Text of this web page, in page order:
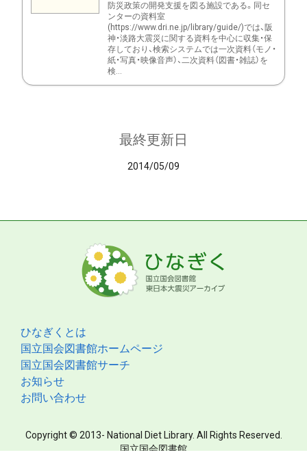
防災政策の開発支援を図る施設である。同セ
ンターの資料室
(https://www.dri.ne.jp/library/guide/)では、阪
神・淡路大震災に関する資料を中心に収集・保
存しており、検索システムでは一次資料（モノ・
紙・写真・映像音声）、二次資料（図書・雑誌）を
検...
最終更新日
2014/05/09
ひなぎくとは
国立国会図書館ホームページ
国立国会図書館サーチ
お知らせ
お問い合わせ
Copyright © 2013- National Diet Library. All Rights Reserved.